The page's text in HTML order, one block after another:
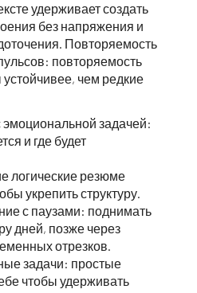
удерживает создать
без напряжения и
Повторяемость
повторяемость
устойчивее, чем редкие
задачей:
и где будет
логические резюме
укрепить структуру.
с паузами: поднимать
дней, позже через
отрезков.
задачи: простые
чтобы удерживать